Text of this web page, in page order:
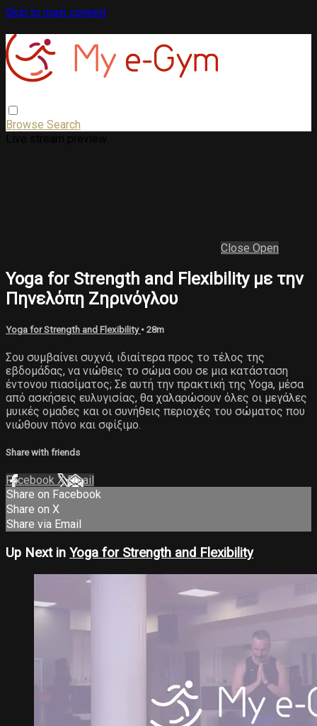
Skip to main content
Browse Search
Close Open
Yoga for Strength and Flexibility με την
Πηνελόπη Ζηρινόγλου
Yoga for Strength and Flexibility • 28m
Σου συμβαίνει συχνά, ιδιαίτερα προς το τέλος της
εβδομάδας, να νιώθεις το σώμα σου σε μια κατάσταση
έντονου πιασίματος; Σε αυτή την πρακτική της Yoga, μέσα
από ασκήσεις ευλυγισίας, θα χαλαρώσουν όλες οι μεγάλες
μυικές ομαδες και οι συνήθεις περιοχές του σώματος που
νιώθουν πόνο και σφίξιμο.
Share with friends
Facebook XEmail
Share on Facebook
Share on X
Share via Email
Up Next in Yoga for Strength and Flexibility